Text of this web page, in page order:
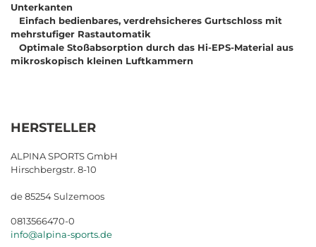
Unterkanten
Einfach bedienbares, verdrehsicheres Gurtschloss mit
mehrstufiger Rastautomatik
Optimale Stoßabsorption durch das Hi-EPS-Material aus
mikroskopisch kleinen Luftkammern
HERSTELLER
ALPINA SPORTS GmbH
Hirschbergstr. 8-10
de 85254 Sulzemoos
0813566470-0
info@alpina-sports.de